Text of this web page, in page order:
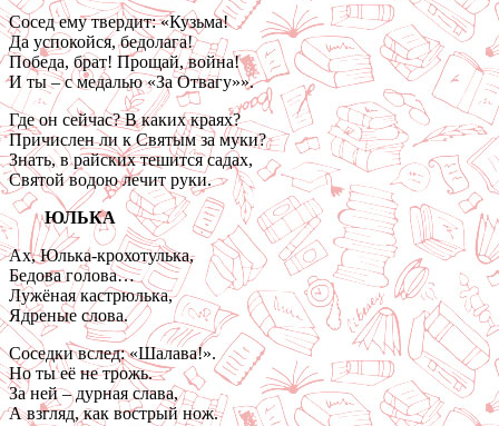
Сосед ему твердит: «Кузьма!
Да успокойся, бедолага!
Победа, брат! Прощай, война!
И ты – с медалью «За Отвагу»».
Где он сейчас? В каких краях?
Причислен ли к Святым за муки?
Знать, в райских тешится садах,
Святой водою лечит руки.
ЮЛЬКА
Ах, Юлька-крохотулька,
Бедова голова…
Лужёная кастрюлька,
Ядреные слова.
Соседки вслед: «Шалава!».
Но ты её не трожь.
За ней – дурная слава,
А взгляд, как вострый нож.